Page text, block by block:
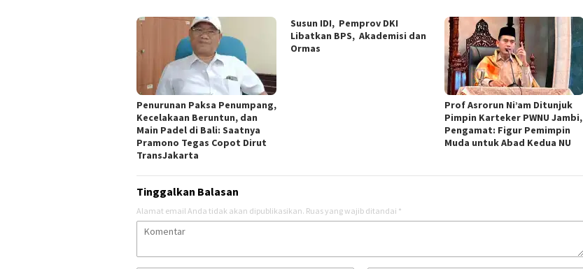
Penurunan Paksa Penumpang,
Kecelakaan Beruntun, dan
Main Padel di Bali: Saatnya
Pramono Tegas Copot Dirut
TransJakarta
Susun IDI, Pemprov DKI
Libatkan BPS, Akademisi dan
Ormas
Prof Asrorun Ni’am Ditunjuk
Pimpin Karteker PWNU Jambi,
Pengamat: Figur Pemimpin
Muda untuk Abad Kedua NU
Tinggalkan Balasan
Alamat email Anda tidak akan dipublikasikan. Ruas yang wajib ditandai *